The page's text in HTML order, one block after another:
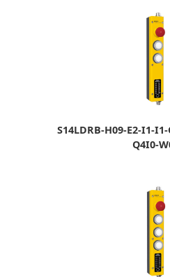
S14LDRB-H09-E2-I1-
Q4I0-